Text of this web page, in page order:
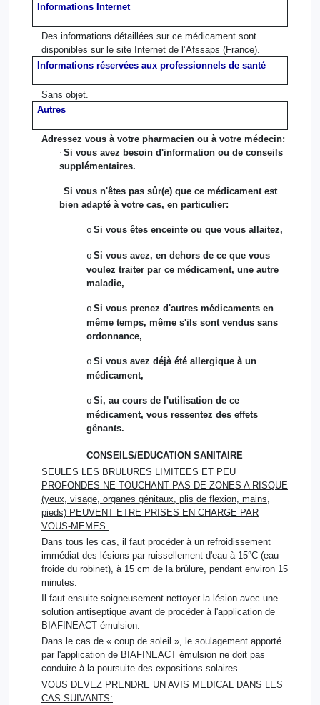
Informations Internet
Des informations détaillées sur ce médicament sont
disponibles sur le site Internet de l’Afssaps (France).
Informations réservées aux professionnels de santé
Sans objet.
Autres
Adressez vous à votre pharmacien ou à votre médecin:
· Si vous avez besoin d'information ou de conseils
supplémentaires.
· Si vous n'êtes pas sûr(e) que ce médicament est
bien adapté à votre cas, en particulier:
o Si vous êtes enceinte ou que vous allaitez,
o Si vous avez, en dehors de ce que vous
voulez traiter par ce médicament, une autre
maladie,
o Si vous prenez d'autres médicaments en
même temps, même s'ils sont vendus sans
ordonnance,
o Si vous avez déjà été allergique à un
médicament,
o Si, au cours de l'utilisation de ce
médicament, vous ressentez des effets
gênants.
CONSEILS/EDUCATION SANITAIRE
SEULES LES BRULURES LIMITEES ET PEU
PROFONDES NE TOUCHANT PAS DE ZONES A RISQUE
(yeux, visage, organes génitaux, plis de flexion, mains,
pieds) PEUVENT ETRE PRISES EN CHARGE PAR
VOUS-MEMES.
Dans tous les cas, il faut procéder à un refroidissement
immédiat des lésions par ruissellement d'eau à 15°C (eau
froide du robinet), à 15 cm de la brûlure, pendant environ 15
minutes.
Il faut ensuite soigneusement nettoyer la lésion avec une
solution antiseptique avant de procéder à l'application de
BIAFINEACT émulsion.
Dans le cas de « coup de soleil », le soulagement apporté
par l'application de BIAFINEACT émulsion ne doit pas
conduire à la poursuite des expositions solaires.
VOUS DEVEZ PRENDRE UN AVIS MEDICAL DANS LES
CAS SUIVANTS: